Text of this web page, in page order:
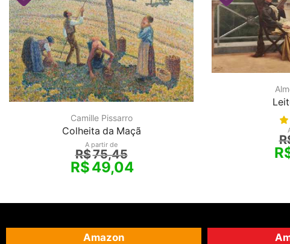
Camille Pissarro
Colheita da Maçã
A partir de
R$75,45
R$49,04
Amazon